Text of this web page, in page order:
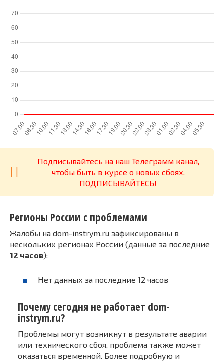
Подписывайтесь на наш Телеграмм канал,
чтобы быть в курсе о новых сбоях.
ПОДПИСЫВАЙТЕСЬ!
Регионы России с проблемами
Жалобы на dom-instrym.ru зафиксированы в
нескольких регионах России (данные за последние
12 часов):
Нет данных за последние 12 часов
Почему сегодня не работает dom-
instrym.ru?
Проблемы могут возникнут в результате аварии
или технического сбоя, проблема также может
оказаться временной. Более подробную и